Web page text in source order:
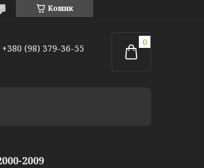
Кошик
+380 (98) 379-36-55
2009